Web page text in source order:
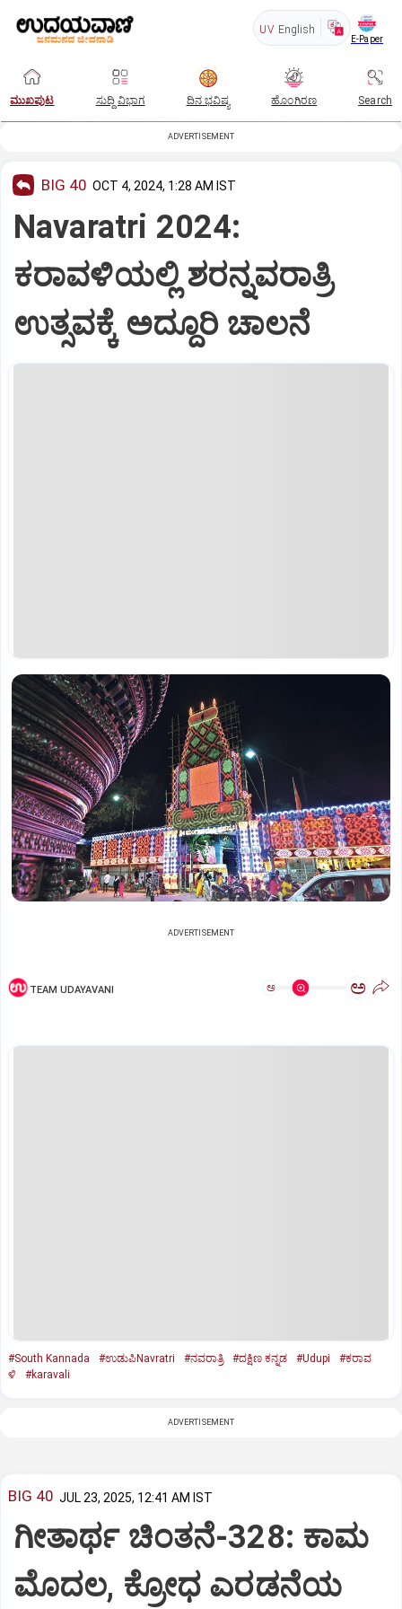
UV English
E-Paper
ಮುಖಪುಟ ಸುದ್ದಿ ವಿಭಾಗ ದಿನ ಭವಿಷ್ಯ ಹೊಂಗಿರಣ Search
ADVERTISEMENT
BIG 40 OCT 4, 2024, 1:28 AM IST
Navaratri 2024:
ಕರಾವಳಿಯಲ್ಲಿ ಶರನ್ನವರಾತ್ರಿ
ಉತ್ಸವಕ್ಕೆ ಅದ್ದೂರಿ ಚಾಲನೆ
ADVERTISEMENT
TEAM UDAYAVANI ಅ ಅ
#South Kannada #ಉಡುಪಿNavratri #ನವರಾತ್ರಿ #ದಕ್ಷಿಣ ಕನ್ನಡ #Udupi
#ಕರಾವ
ಳಿ
#karavali
ADVERTISEMENT
BIG 40 JUL 23, 2025, 12:41 AM IST
ಗೀತಾರ್ಥ ಚಿಂತನೆ-328: ಕಾಮ
ಮೊದಲ, ಕ್ರೋಧ ಎರಡನೆಯ